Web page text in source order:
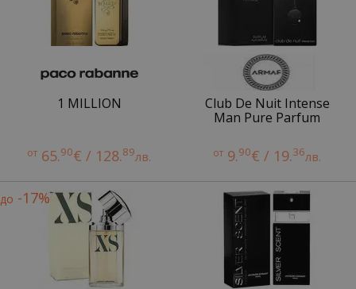
1 MILLION
от 65.90€ / 128.89лв.
Club De Nuit Intense
Man Pure Parfum
от 9.90€ / 19.36лв.
до -17%